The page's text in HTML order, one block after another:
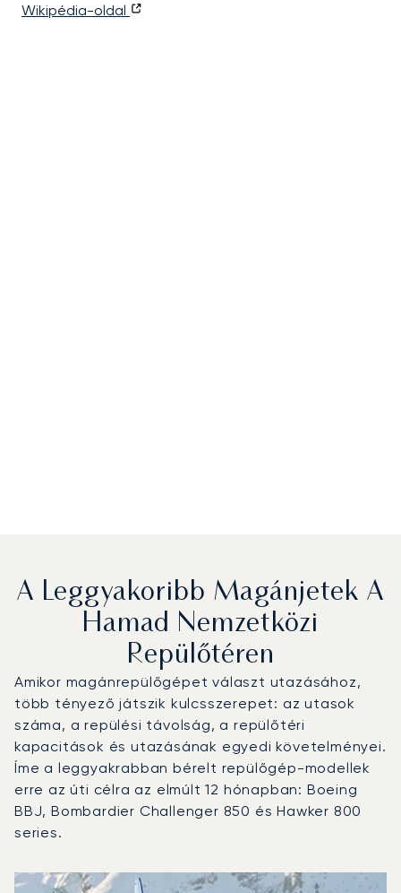
Wikipédia-oldal
A Leggyakoribb Magánjetek A
Hamad Nemzetközi
Repülőtéren
Amikor magánrepülőgépet választ utazásához,
több tényező játszik kulcsszerepet: az utasok
száma, a repülési távolság, a repülőtéri
kapacitások és utazásának egyedi követelményei.
Íme a leggyakrabban bérelt repülőgép-modellek
erre az úti célra az elmúlt 12 hónapban: Boeing
BBJ, Bombardier Challenger 850 és Hawker 800
series.
Repülőgép fotója
Repülőgép-típus
Ülőhelyek